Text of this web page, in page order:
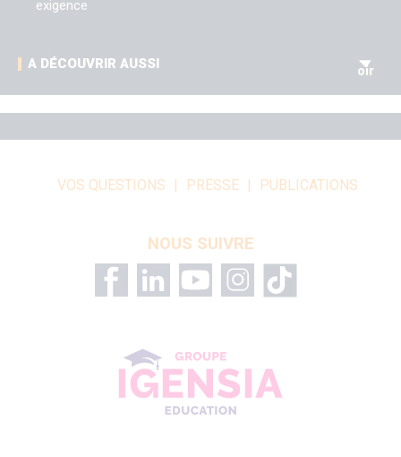
exigence
A DÉCOUVRIR AUSSI
oir
VOS QUESTIONS PRESSE PUBLICATIONS
NOUS SUIVRE